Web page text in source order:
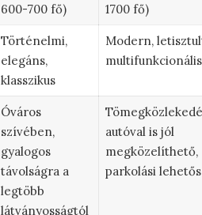
600-700 fő)
1700 fő)
Történelmi,
elegáns,
klasszikus
Modern,
multifunkcionális
Óváros
szívében,
gyalogos
távolságra a
legtöbb
látványosságtól
autóval is jól
megközelíthető,
parkolási